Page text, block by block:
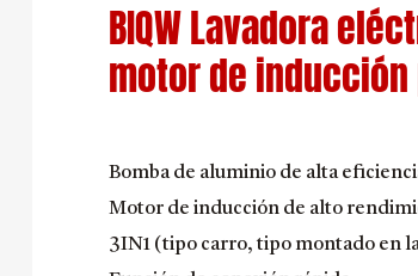
BIQW Lavadora
motor de
Bomba de aluminio de alta
Motor de inducción de alto
3IN1 (tipo carro, tipo montado en